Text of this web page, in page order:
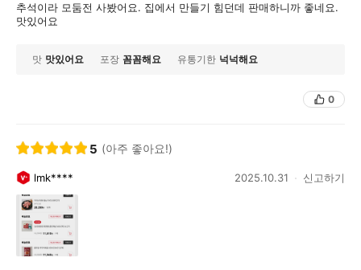
추석이라 모둠전 사봤어요. 집에서 만들기 힘던데 판매하니까 좋네요.
맛있어요
맛 맛있어요 포장 꼼꼼해요 유통기한 넉넉해요
0
5 (아주 좋아요!)
lmk**** 2025.10.31 신고하기